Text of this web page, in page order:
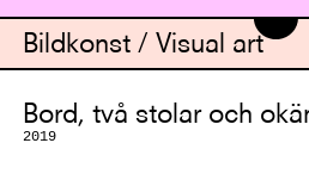
Bord, två stolar och
2019
Bildkonst / Visual art